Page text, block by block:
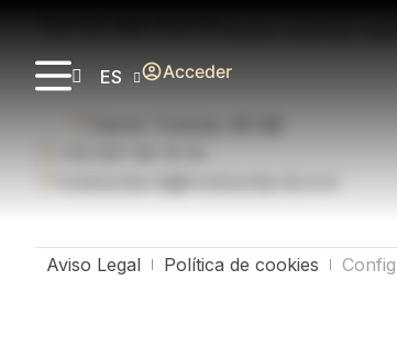
ES
Acceder
Newsletter Recibe nuestras
Aviso Legal Política de cookies